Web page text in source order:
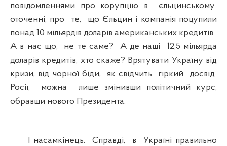
повідомленнями про корупцію в єльцинському
оточенні, про те, що Єльцин і компанія поцупили
понад 10 мільярдів доларів американських кредитів.
А в нас що, не те саме? А де наші 12,5 мільярда
доларів кредитів, хто скаже? Врятувати Україну від
кризи, від чорної біди, як свідчить гіркий досвід
Росії, можна лише змінивши політичний курс,
обравши нового Президента.
І насамкінець. Справді, в Україні правильно